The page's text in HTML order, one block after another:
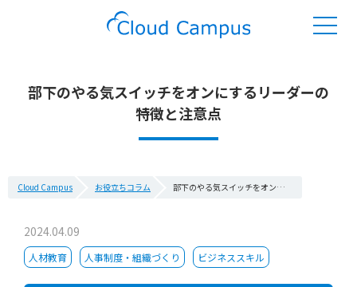
部下のやる気スイッチをオンにするリーダーの
特徴と注意点
Cloud Campus お役立ちコラム 部下のやる気スイッチをオンにするリーダーの特徴と注意点
2024.04.09
人材教育 人事制度・組織づくり ビジネススキル